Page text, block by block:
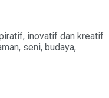
inovatif dan kreatif
seni, budaya,